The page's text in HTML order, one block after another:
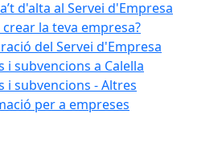
d'alta al Servei d'Empresa
crear la teva empresa?
del Servei d'Empresa
i subvencions a Calella
i subvencions - Altres
per a empreses